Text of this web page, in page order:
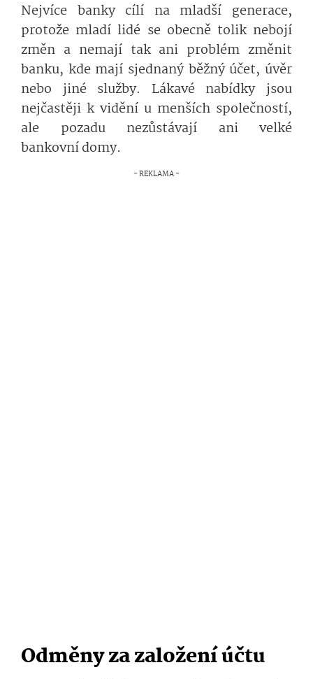
Nejvíce banky cílí na mladší generace,
protože mladí lidé se obecně tolik nebojí
změn a nemají tak ani problém změnit
banku, kde mají sjednaný běžný účet, úvěr
nebo jiné služby. Lákavé nabídky jsou
nejčastěji k vidění u menších společností,
ale pozadu nezůstávají ani velké
bankovní domy.
Odměny za založení účtu